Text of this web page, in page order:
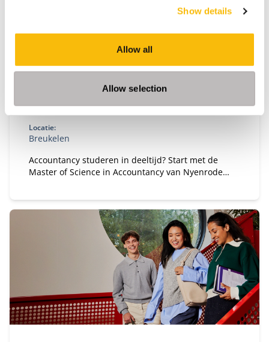
Show details
Allow all
Allow selection
(Pre-)Master of Science in Accountancy
Startdatum:
Locatie:
Breukelen
Accountancy studeren in deeltijd? Start met de
Master of Science in Accountancy van Nyenrode